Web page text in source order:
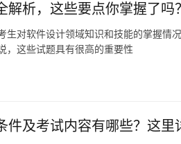
析，这些要点你掌握了吗？
生对软件设计领域知识和技能的掌握情
，这些试题具有很高的重要性
件及考试内容有哪些？这里